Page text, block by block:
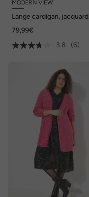
MODERN VIEW
Lange cardigan, jacquard
79,99€
3.8
(6)